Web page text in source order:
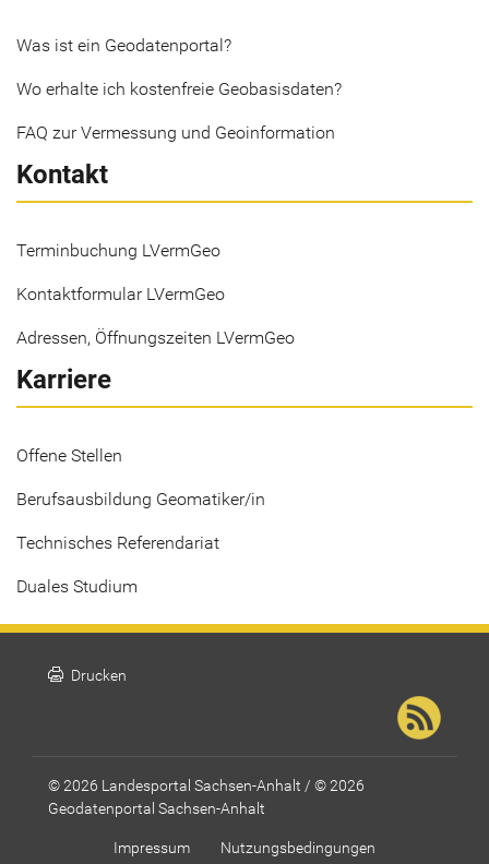
Was ist ein Geodatenportal?
Wo erhalte ich kostenfreie Geobasisdaten?
FAQ zur Vermessung und Geoinformation
Kontakt
Terminbuchung LVermGeo
Kontaktformular LVermGeo
Adressen, Öffnungszeiten LVermGeo
Karriere
Offene Stellen
Berufsausbildung Geomatiker/in
Technisches Referendariat
Duales Studium
print Drucken
© 2026 Landesportal Sachsen-Anhalt / © 2026
Geodatenportal Sachsen-Anhalt
Impressum
Nutzungsbedingungen